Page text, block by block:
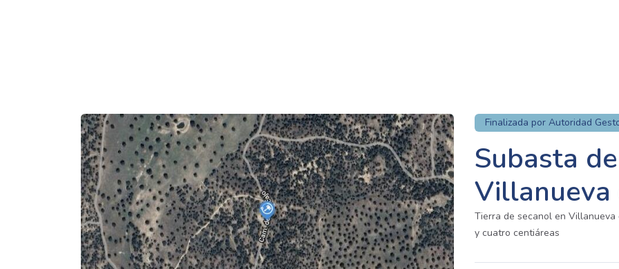
Finalizada por Autoridad
Subasta
Villanueva
Tierra de secanol en
y cuatro centiáreas